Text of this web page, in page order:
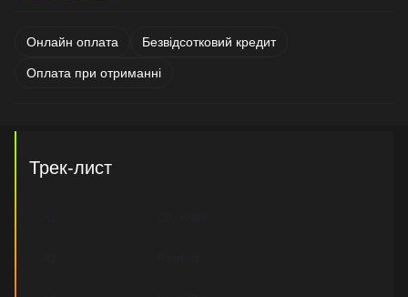
Онлайн оплата Безвідсотковий кредит
Оплата при отриманні
Трек-лист